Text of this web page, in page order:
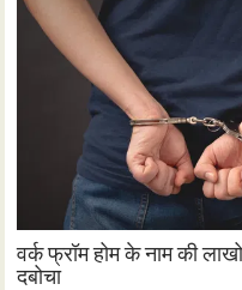
वर्क फ्रॉम होम के नाम की
दबोचा